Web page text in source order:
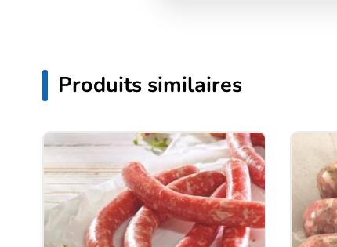
Produits similaires